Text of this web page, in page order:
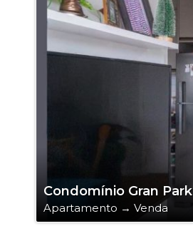
Condomínio Gran
Apartamento → Venda